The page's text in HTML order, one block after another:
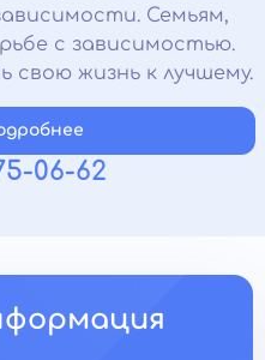
Семьям,
с зависимостью.
свою жизнь к лучшему.
06-62